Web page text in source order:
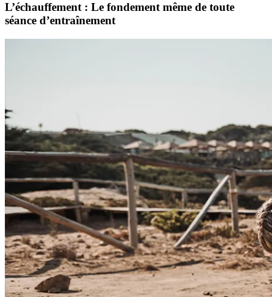
L’échauffement : Le fondement même de toute
séance d’entraînement